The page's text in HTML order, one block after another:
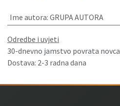
Ime autora: GRUPA AUTORA
Odredbe i uvjeti
30-dnevno jamstvo povrata novca
Dostava: 2-3 radna dana